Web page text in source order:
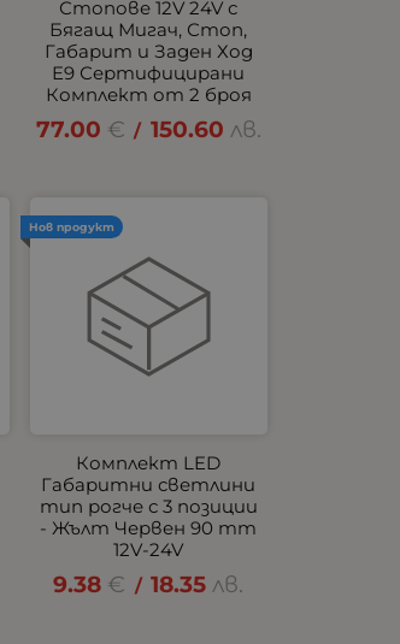
Стопове 12V 24V с
Бягащ Мигач, Стоп,
Габарит и Заден Ход
E9 Сертифицирани
Комплект от 2 броя
77.00 € / 150.60 лв.
Комплект LED
Габаритни светлини
тип рогче с 3 позиции
- Жълт Червен 90 mm
12V-24V
9.38 € / 18.35 лв.
Нов продукт